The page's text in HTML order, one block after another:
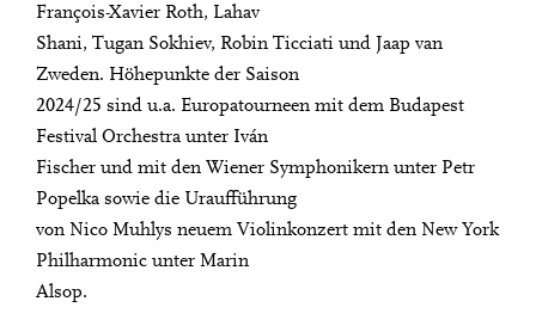
François-Xavier Roth, Lahav
Shani, Tugan Sokhiev, Robin Ticciati und Jaap van
Zweden. Höhepunkte der Saison
2024/25 sind u.a. Europatourneen mit dem Budapest
Festival Orchestra unter Iván
Fischer und mit den Wiener Symphonikern unter Petr
Popelka sowie die Uraufführung
von Nico Muhlys neuem Violinkonzert mit den New York
Philharmonic unter Marin
Alsop.